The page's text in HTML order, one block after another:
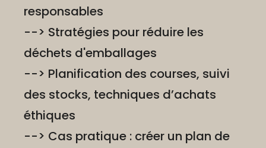
responsables
--> Stratégies pour réduire les
déchets d'emballages
--> Planification des courses, suivi
des stocks, techniques d’achats
éthiques
--> Cas pratique : créer un plan de